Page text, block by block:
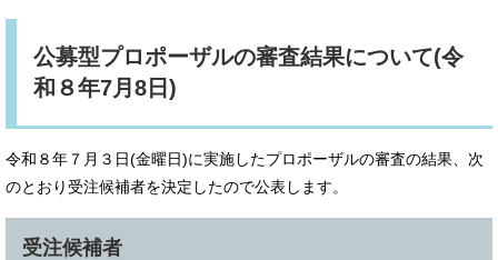
公募型プロポーザルの審査結果について(令
和８年7月8日)
令和８年７月３日(金曜日)に実施したプロポーザルの審査の結果、次
のとおり受注候補者を決定したので公表します。
受注候補者